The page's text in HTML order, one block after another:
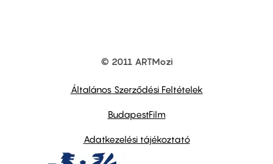
© 2011 ARTMozi
Általános Szerződési Feltételek
BudapestFilm
Adatkezelési tájékoztató